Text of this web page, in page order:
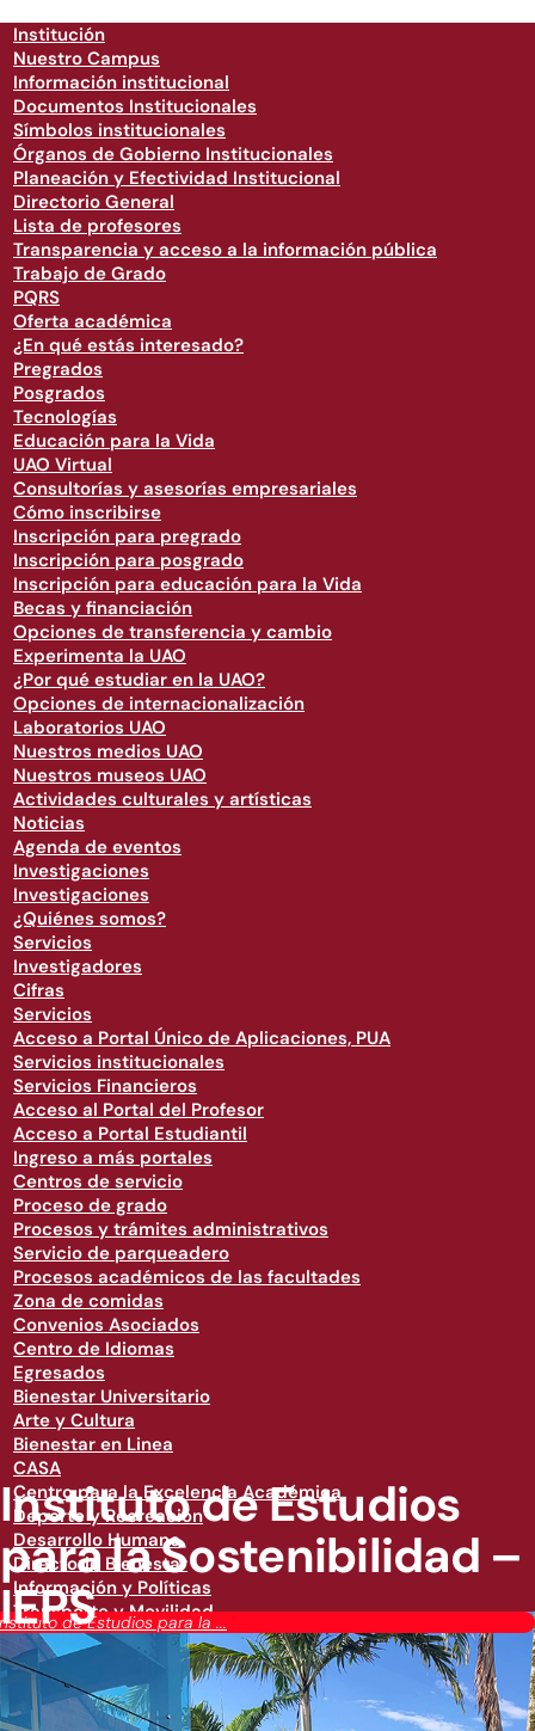
Institución
Nuestro Campus
Información institucional
Documentos Institucionales
Símbolos institucionales
Órganos de Gobierno Institucionales
Planeación y Efectividad Institucional
Directorio General
Lista de profesores
Transparencia y acceso a la información pública
Trabajo de Grado
PQRS
Oferta académica
¿En qué estás interesado?
Pregrados
Posgrados
Tecnologías
Educación para la Vida
UAO Virtual
Consultorías y asesorías empresariales
Cómo inscribirse
Inscripción para pregrado
Inscripción para posgrado
Inscripción para educación para la Vida
Becas y financiación
Opciones de transferencia y cambio
Experimenta la UAO
¿Por qué estudiar en la UAO?
Opciones de internacionalización
Laboratorios UAO
Nuestros medios UAO
Nuestros museos UAO
Actividades culturales y artísticas
Noticias
Agenda de eventos
Investigaciones
Investigaciones
¿Quiénes somos?
Servicios
Investigadores
Cifras
Servicios
Acceso a Portal Único de Aplicaciones, PUA
Servicios institucionales
Servicios Financieros
Acceso al Portal del Profesor
Acceso a Portal Estudiantil
Ingreso a más portales
Centros de servicio
Proceso de grado
Procesos y trámites administrativos
Servicio de parqueadero
Procesos académicos de las facultades
Zona de comidas
Convenios Asociados
Centro de Idiomas
Egresados
Bienestar Universitario
Arte y Cultura
Bienestar en Linea
CASA
Centro para la Excelencia Académica
Deporte y Recreación
Desarrollo Humano
Directorio Bienestar
Información y Políticas
Transporte y Movilidad
de Estudios para la ...
Instituto de Estudios
para la Sostenibilidad –
IEPS